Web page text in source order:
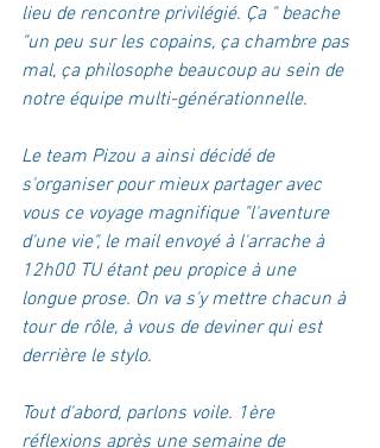
lieu de rencontre privilégié. Ça " beache
"un peu sur les copains, ça chambre pas
mal, ça philosophe beaucoup au sein de
notre équipe multi-générationnelle.
Le team Pizou a ainsi décidé de
s'organiser pour mieux partager avec
vous ce voyage magnifique "l'aventure
d'une vie", le mail envoyé à l'arrache à
12h00 TU étant peu propice à une
longue prose. On va s'y mettre chacun à
tour de rôle, à vous de deviner qui est
derrière le stylo.
Tout d'abord, parlons voile. 1ère
réflexions après une semaine de